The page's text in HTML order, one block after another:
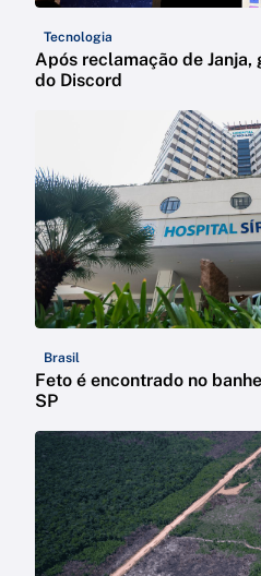
Tecnologia
Após reclamação de
do Discord
Brasil
Feto é encontrado no
SP